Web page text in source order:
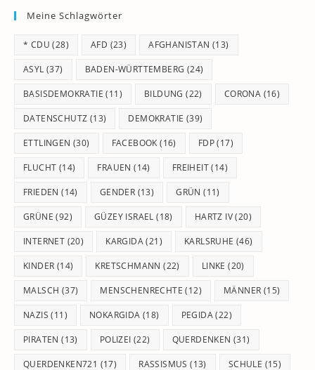
Meine Schlagwörter
* CDU (28) AFD (23) AFGHANISTAN (13)
ASYL (37) BADEN-WÜRTTEMBERG (24)
BASISDEMOKRATIE (11) BILDUNG (22) CORONA (16)
DATENSCHUTZ (13) DEMOKRATIE (39)
ETTLINGEN (30) FACEBOOK (16) FDP(17)
FLUCHT (14) FRAUEN (14) FREIHEIT(14)
FRIEDEN (14) GENDER (13) GRÜN (11)
GRÜNE (92) GÜZEY ISRAEL (18) HARTZ IV(20)
INTERNET (20) KARGIDA(21) KARLSRUHE (46)
KINDER (14) KRETSCHMANN (22) LINKE (20)
MALSCH (37) MENSCHENRECHTE (12) MÄNNER (15)
NAZIS (11) NOKARGIDA (18) PEGIDA(22)
PIRATEN (13) POLIZEI (22) QUERDENKEN (31)
QUERDENKEN721 (17) RASSISMUS (13) SCHULE (15)